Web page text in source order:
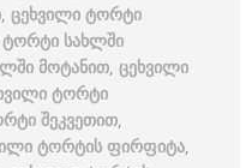
, ცეხვილი ტორტი
ტორტი სახლში
მოტანით, ცეხვილი
ტორტი
შეკვეთით,
ტორტის ფირფიტა,